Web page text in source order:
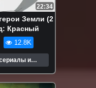
22:34
Земли (2
Красный
12.8K
и